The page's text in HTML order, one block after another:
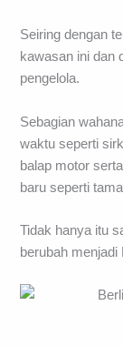
Seiring dengan
kawasan ini dan
pengelola.
Sebagian
waktu seperti
balap motor
baru seperti
Tidak hanya itu
berubah